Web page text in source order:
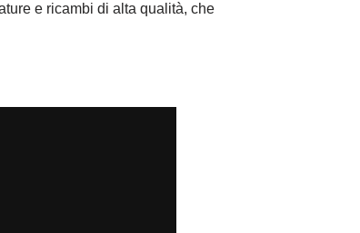
e ricambi di alta qualità, che